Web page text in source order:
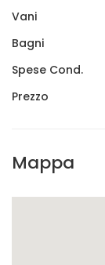
Vani
Bagni
Spese Cond.
Prezzo
Mappa